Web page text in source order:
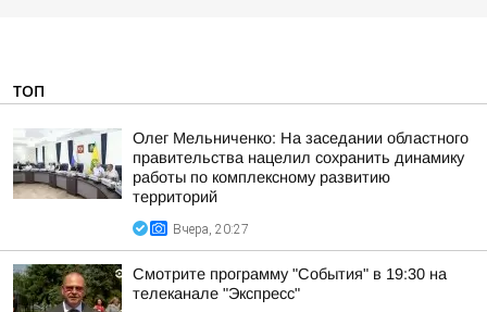
ТОП
Олег Мельниченко: На заседании областного
правительства нацелил сохранить динамику
работы по комплексному развитию
территорий
Вчера, 20:27
Смотрите программу "События" в 19:30 на
телеканале "Экспресс"